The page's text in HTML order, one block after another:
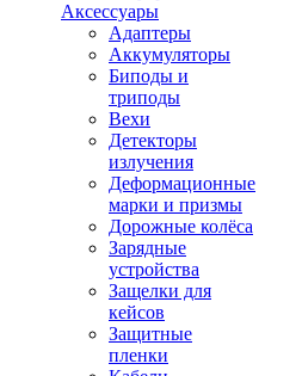
Аксессуары
Адаптеры
Аккумуляторы
Биподы и
триподы
Вехи
Детекторы
излучения
Деформационные
марки и призмы
Дорожные колёса
Зарядные
устройства
Защелки для
кейсов
Защитные
пленки